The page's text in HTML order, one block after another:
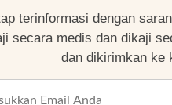
terinformasi dengan
secara medis dan dikaji
dan dikirimkan ke